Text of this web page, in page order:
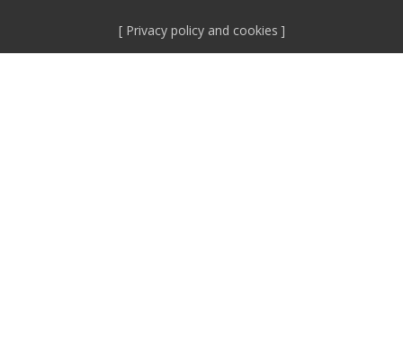
Privacy policy and cookies